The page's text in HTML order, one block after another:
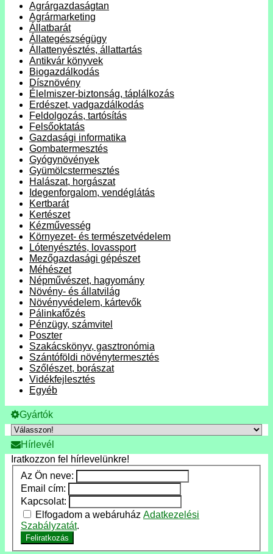
Agrárgazdaságtan
Agrármarketing
Állatbarát
Állategészségügy
Állattenyésztés, állattartás
Antikvár könyvek
Biogazdálkodás
Dísznövény
Élelmiszer-biztonság, táplálkozás
Erdészet, vadgazdálkodás
Feldolgozás, tartósítás
Felsőoktatás
Gazdasági informatika
Gombatermesztés
Gyógynövények
Gyümölcstermesztés
Halászat, horgászat
Idegenforgalom, vendéglátás
Kertbarát
Kertészet
Kézművesség
Környezet- és természetvédelem
Lótenyésztés, lovassport
Mezőgazdasági gépészet
Méhészet
Népművészet, hagyomány
Növény- és állatvilág
Növényvédelem, kártevők
Pálinkafőzés
Pénzügy, számvitel
Poszter
Szakácskönyv, gasztronómia
Szántóföldi növénytermesztés
Szőlészet, borászat
Vidékfejlesztés
Egyéb
Gyártók
Hírlevél
Iratkozzon fel hírlevelünkre!
Az Ön neve:
Email cím:
Kapcsolat:
Elfogadom a webáruház Adatkezelési
Szabályzatát.
Feliratkozás